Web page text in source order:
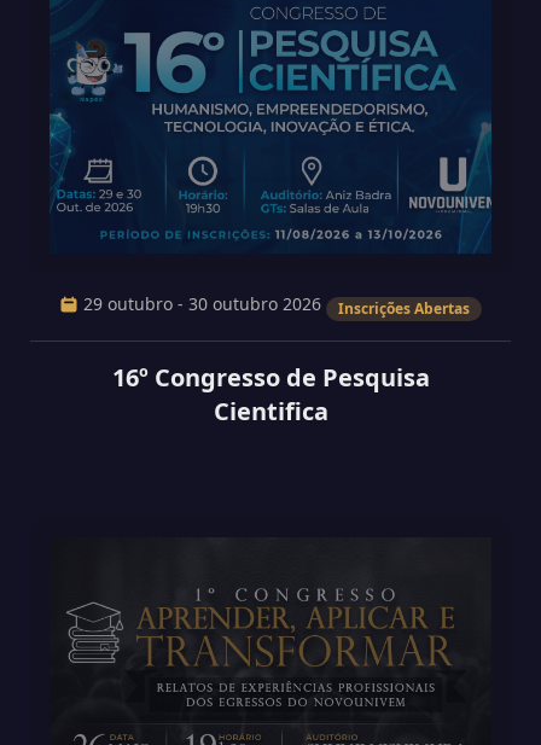
29 outubro - 30 outubro 2026 Inscrições Abertas
16º Congresso de Pesquisa
Cientifica